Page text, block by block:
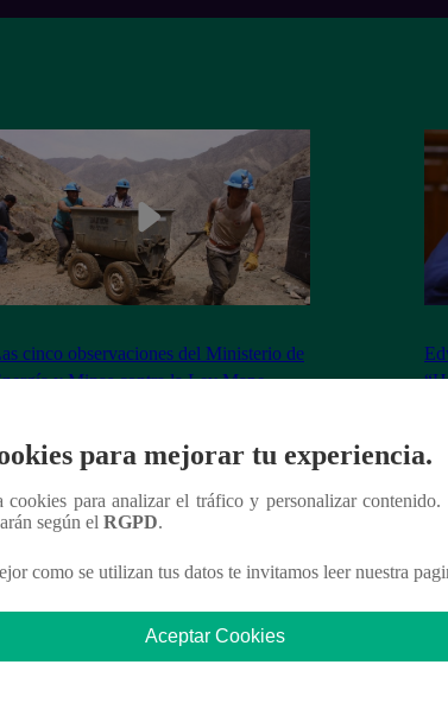
cinco observaciones del Ministerio de
y Minas contra la Ley Mape
interesar
para mejorar tu experiencia.
cookies para analizar el tráfico y personalizar
según el RGPD.
como se utilizan tus datos te invitamos leer nuestra
Aceptar Cookies